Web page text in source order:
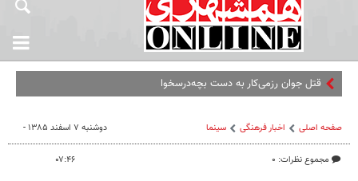
قتل جوان رزمی‌کار به دست بچه‌درسخوان کم‌بینا
صفحه اصلی اخبار فرهنگی سینما
مجموع نظرات: ۰
دوشنبه ۷ اسفند ۱۳۸۵ -
۰۷:۴۶